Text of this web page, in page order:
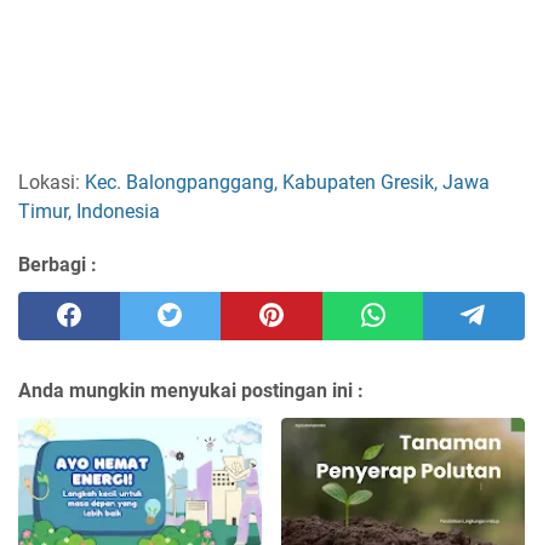
Lokasi: Kec. Balongpanggang, Kabupaten Gresik, Jawa
Timur, Indonesia
Berbagi :
Anda mungkin menyukai postingan ini :